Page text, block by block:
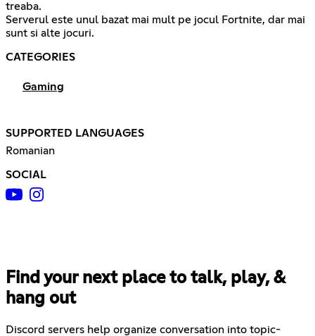
treaba.
Serverul este unul bazat mai mult pe jocul Fortnite, dar mai
sunt si alte jocuri.
CATEGORIES
Gaming
SUPPORTED LANGUAGES
Romanian
SOCIAL
Find your next place to talk, play, &
hang out
Discord servers help organize conversation into topic-